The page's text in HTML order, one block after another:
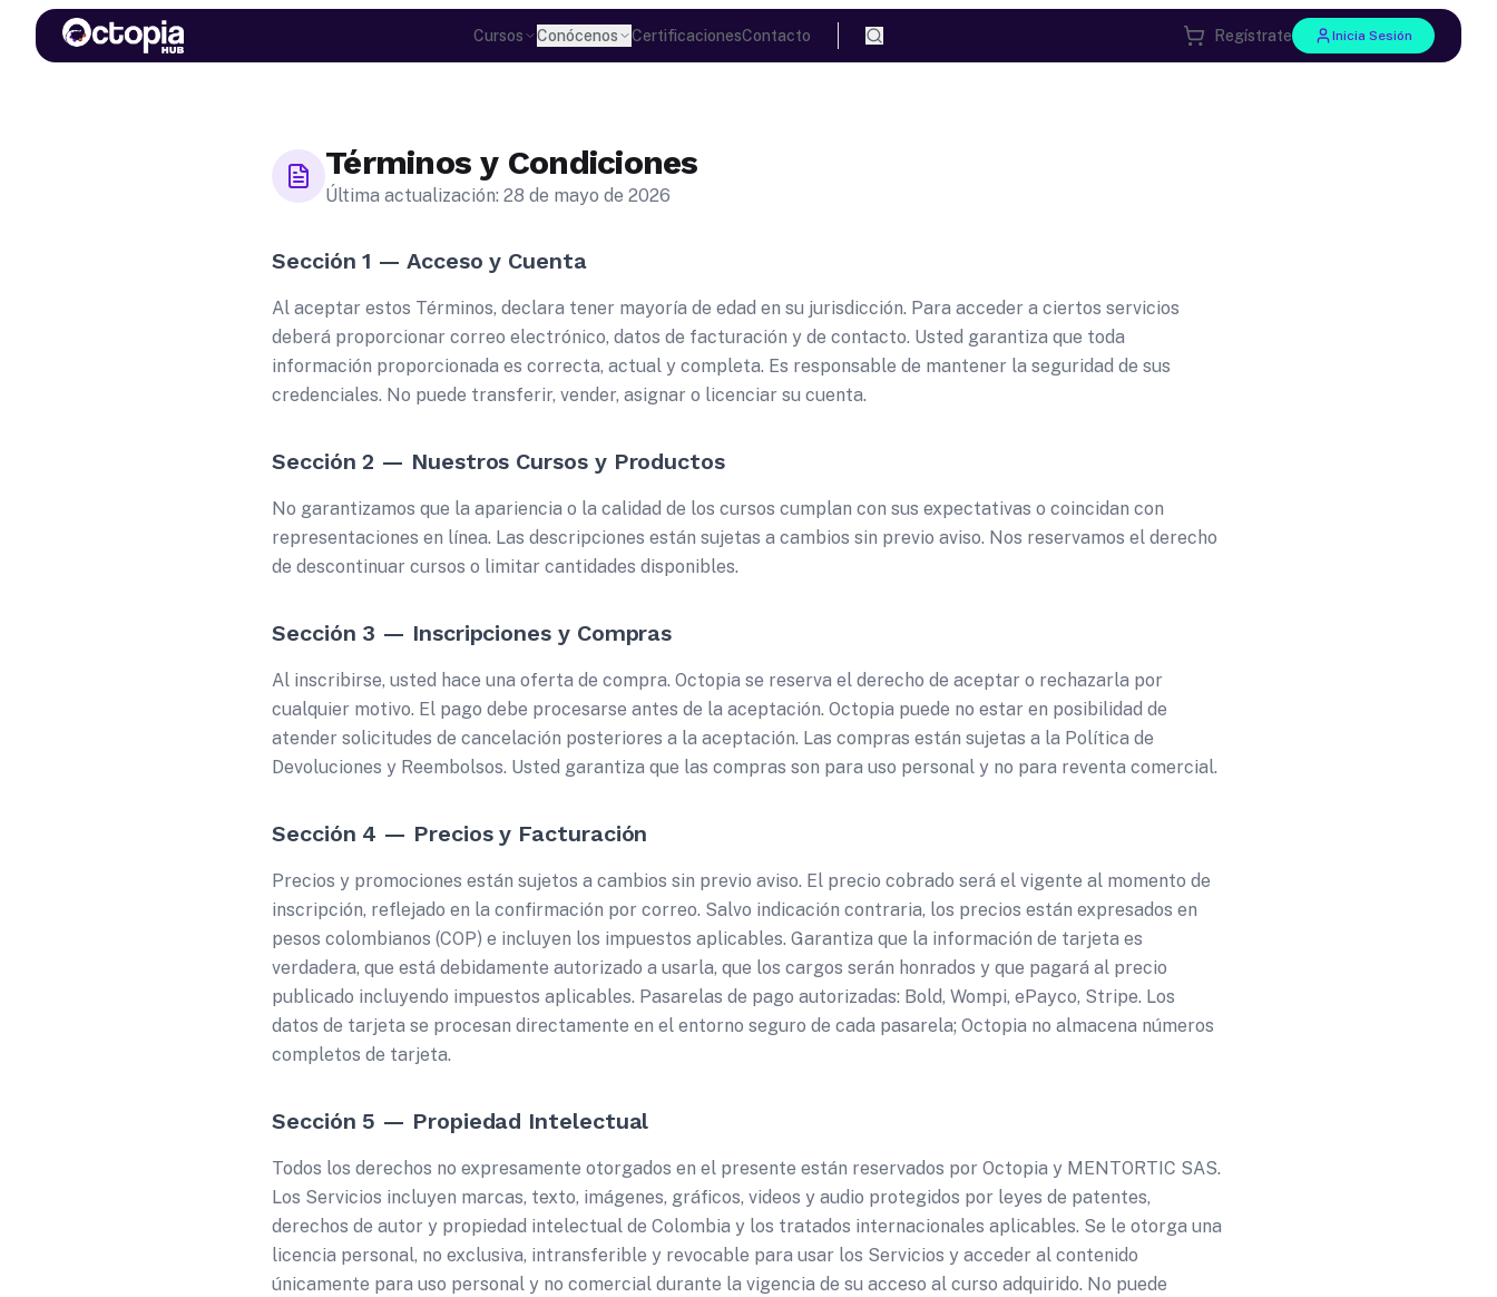
Cursos Conócenos CertificacionesContacto Regístrate Inicia Sesión
Términos y Condiciones
Última actualización: 28 de mayo de 2026
Sección 1 — Acceso y Cuenta
Al aceptar estos Términos, declara tener mayoría de edad en su jurisdicción. Para acceder a ciertos servicios
deberá proporcionar correo electrónico, datos de facturación y de contacto. Usted garantiza que toda
información proporcionada es correcta, actual y completa. Es responsable de mantener la seguridad de sus
credenciales. No puede transferir, vender, asignar o licenciar su cuenta.
Sección 2 — Nuestros Cursos y Productos
No garantizamos que la apariencia o la calidad de los cursos cumplan con sus expectativas o coincidan con
representaciones en línea. Las descripciones están sujetas a cambios sin previo aviso. Nos reservamos el derecho
de descontinuar cursos o limitar cantidades disponibles.
Sección 3 — Inscripciones y Compras
Al inscribirse, usted hace una oferta de compra. Octopia se reserva el derecho de aceptar o rechazarla por
cualquier motivo. El pago debe procesarse antes de la aceptación. Octopia puede no estar en posibilidad de
atender solicitudes de cancelación posteriores a la aceptación. Las compras están sujetas a la Política de
Devoluciones y Reembolsos. Usted garantiza que las compras son para uso personal y no para reventa comercial.
Sección 4 — Precios y Facturación
Precios y promociones están sujetos a cambios sin previo aviso. El precio cobrado será el vigente al momento de
inscripción, reflejado en la confirmación por correo. Salvo indicación contraria, los precios están expresados en
pesos colombianos (COP) e incluyen los impuestos aplicables. Garantiza que la información de tarjeta es
verdadera, que está debidamente autorizado a usarla, que los cargos serán honrados y que pagará al precio
publicado incluyendo impuestos aplicables. Pasarelas de pago autorizadas: Bold, Wompi, ePayco, Stripe. Los
datos de tarjeta se procesan directamente en el entorno seguro de cada pasarela; Octopia no almacena números
completos de tarjeta.
Sección 5 — Propiedad Intelectual
Todos los derechos no expresamente otorgados en el presente están reservados por Octopia y MENTORTIC SAS.
Los Servicios incluyen marcas, texto, imágenes, gráficos, videos y audio protegidos por leyes de patentes,
derechos de autor y propiedad intelectual de Colombia y los tratados internacionales aplicables. Se le otorga una
licencia personal, no exclusiva, intransferible y revocable para usar los Servicios y acceder al contenido
únicamente para uso personal y no comercial durante la vigencia de su acceso al curso adquirido. No puede